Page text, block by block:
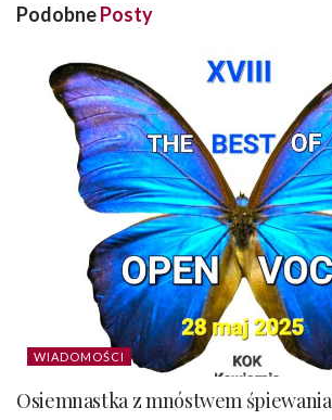
PodobnePosty
WIADOMOŚCI
Osiemnastka z mnóstwem śpiewania